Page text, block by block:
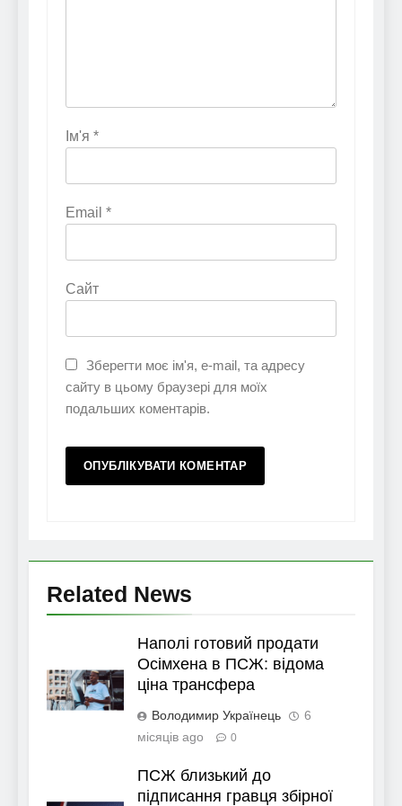
Ім'я *
Email *
Сайт
Зберегти моє ім'я, e-mail, та адресу
сайту в цьому браузері для моїх
подальших коментарів.
Related News
Наполі готовий продати
Осімхена в ПСЖ: відома
ціна трансфера
Володимир Українець
6
місяців ago
0
ПСЖ близький до
підписання гравця збірної